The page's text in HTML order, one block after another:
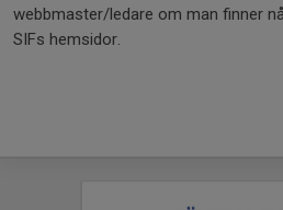
webbmaster/ledare om man finner
SIFs hemsidor.